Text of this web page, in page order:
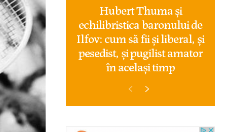
Hubert Thuma și
echilibristica baronului de
Ilfov: cum să fii și liberal, și
pesedist, și pugilist amator
în același timp